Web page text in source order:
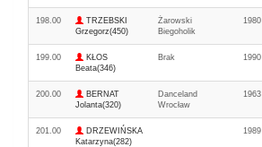
198.00
TRZEBSKI
Grzegorz(450)
Żarowski
Biegoholik
1980
199.00
KŁOS
Beata(346)
Brak 1990
200.00
BERNAT
Jolanta(320)
Danceland
Wrocław
1963
201.00
DRZEWIŃSKA
Katarzyna(282)
1989